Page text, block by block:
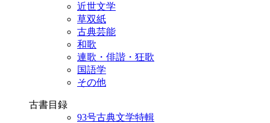
近世文学
草双紙
古典芸能
和歌
連歌・俳諧・狂歌
国語学
その他
古書目録
93号古典文学特輯